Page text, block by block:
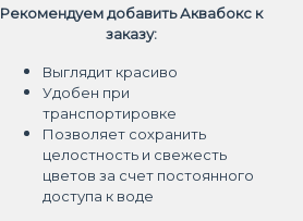
Рекомендуем добавить Аквабокс к
заказу:
Выглядит красиво
Удобен при
транспортировке
Позволяет сохранить
целостность и свежесть
цветов за счет постоянного
доступа к воде